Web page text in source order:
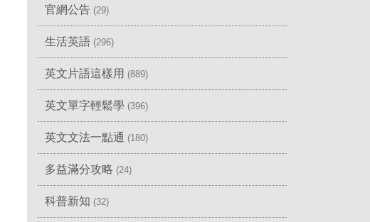
官網公告 (29)
生活英語 (296)
英文片語這樣用 (889)
英文單字輕鬆學 (396)
英文文法一點通 (180)
多益滿分攻略 (24)
科普新知 (32)